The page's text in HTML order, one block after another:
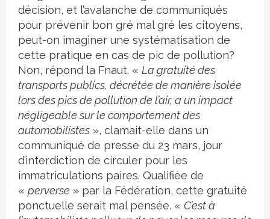
décision, et l’avalanche de communiqués
pour prévenir bon gré mal gré les citoyens,
peut-on imaginer une systématisation de
cette pratique en cas de pic de pollution?
Non, répond la Fnaut. « La gratuité des
transports publics, décrétée de manière isolée
lors des pics de pollution de l’air, a un impact
négligeable sur le comportement des
automobilistes », clamait-elle dans un
communiqué de presse du 23 mars, jour
d’interdiction de circuler pour les
immatriculations paires. Qualifiée de
« perverse » par la Fédération, cette gratuité
ponctuelle serait mal pensée. « C’est à